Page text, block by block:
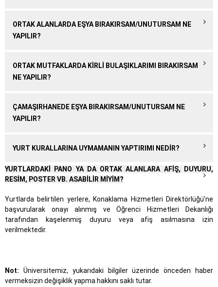
ORTAK ALANLARDA EŞYA BIRAKIRSAM/UNUTURSAM NE
YAPILIR?
ORTAK MUTFAKLARDA KIRLI BULAŞIKLARIMI BIRAKIRSAM
NE YAPILIR?
ÇAMAŞIRHANEDE EŞYA BIRAKIRSAM/UNUTURSAM NE
YAPILIR?
YURT KURALLARINA UYMAMANIN YAPTIRIMI NEDIR?
YURTLARDAKI PANO YA DA ORTAK ALANLARA AFIŞ, DUYURU,
RESIM, POSTER VB. ASABILIR MIYIM?
Yurtlarda belirtilen yerlere, Konaklama Hizmetleri Direktörlüğü’ne
başvurularak onayı alınmış ve Öğrenci Hizmetleri Dekanlığı
tarafından kaşelenmiş duyuru veya afiş asılmasına izin
verilmektedir.
Not: Üniversitemiz, yukarıdaki bilgiler üzerinde önceden haber
vermeksizin değişiklik yapma hakkını saklı tutar.